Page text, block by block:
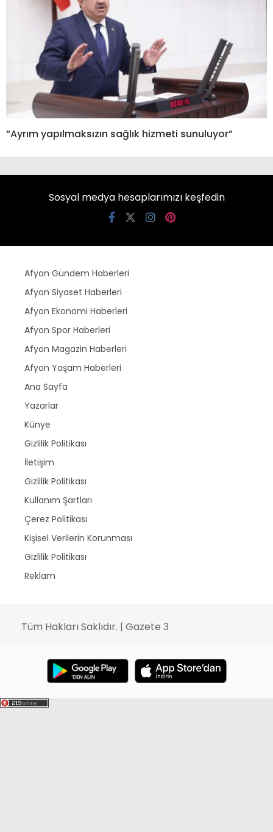
“Ayrım yapılmaksızın sağlık hizmeti sunuluyor”
Sosyal medya hesaplarımızı keşfedin
Afyon Gündem Haberleri
Afyon Siyaset Haberleri
Afyon Ekonomi Haberleri
Afyon Spor Haberleri
Afyon Magazin Haberleri
Afyon Yaşam Haberleri
Ana Sayfa
Yazarlar
Künye
Gizlilik Politikası
İletişim
Gizlilik Politikası
Kullanım Şartları
Çerez Politikası
Kişisel Verilerin Korunması
Gizlilik Politikası
Reklam
Tüm Hakları Saklıdır. | Gazete 3